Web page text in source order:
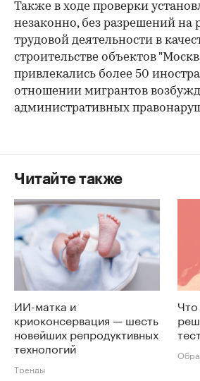
Также в ходе проверки
незаконно, без разрешений на
трудовой деятельности в
строительстве объектов
привлекались более 50
отношении мигрантов
административных
Читайте также
ИИ-матка и
криоконсервация — шесть
новейших репродуктивных
технологий
Тренды